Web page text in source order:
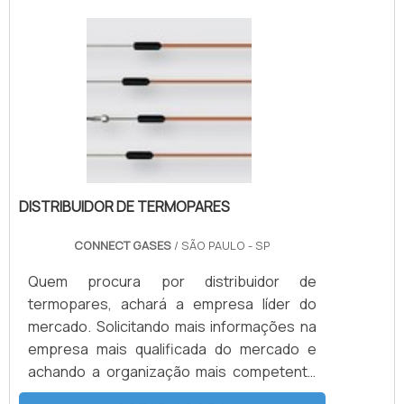
químicas e de petróleo, a válvula agulha é
ideal para ambientes onde o fluxo deve ser
ajustado de forma gradual e controlada.
Seu uso garante maior eficiência e
segurança no manuseio de substâncias
delicadas.
DISTRIBUIDOR DE TERMOPARES
CONNECT GASES / SÃO PAULO - SP
Quem procura por distribuidor de
termopares, achará a empresa líder do
mercado. Solicitando mais informações na
empresa mais qualificada do mercado e
achando a organização mais competente
do ramo.MAIS DETALHES INTERESSANTES